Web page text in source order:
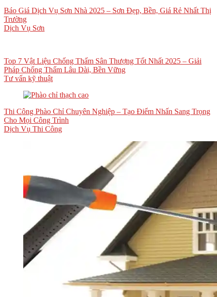
Báo Giá Dịch Vụ Sơn Nhà 2025 – Sơn Đẹp, Bền, Giá Rẻ Nhất Thị
Trường
Dịch Vụ Sơn
Top 7 Vật Liệu Chống Thấm Sân Thượng Tốt Nhất 2025 – Giải
Pháp Chống Thấm Lâu Dài, Bền Vững
Tư vấn kỹ thuật
Thi Công Phào Chỉ Chuyên Nghiệp – Tạo Điểm Nhấn Sang Trọng
Cho Mọi Công Trình
Dịch Vụ Thi Công